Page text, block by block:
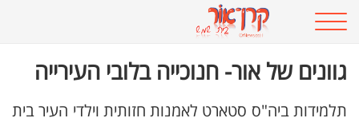
גוונים של אור- חנוכייה בלובי העירייה
תלמידות ביה"ס סטארט לאמנות חזותית וילדי העיר בית